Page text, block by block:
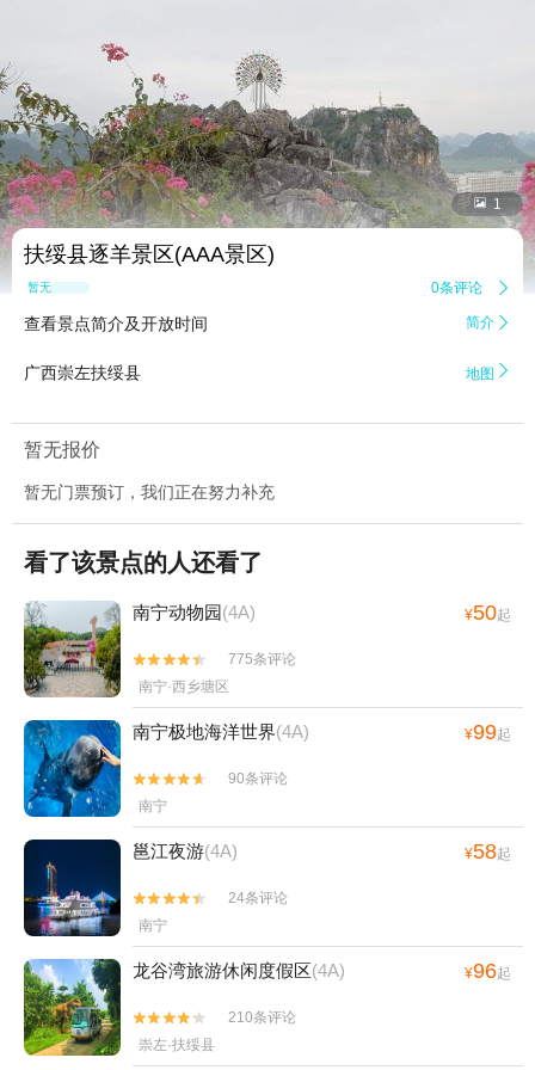
 1
扶绥县逐羊景区(AAA景区)
暂无点评 0条评论 
查看景点简介及开放时间 简介 
广西崇左扶绥县 地图 
暂无报价
暂无门票预订，我们正在努力补充
看了该景点的人还看了
南宁动物园(4A) ¥50起


775条评论
南宁·西乡塘区
南宁极地海洋世界(4A) ¥99起


90条评论
南宁
邕江夜游(4A) ¥58起


24条评论
南宁
龙谷湾旅游休闲度假区(4A) ¥96起


210条评论
崇左·扶绥县